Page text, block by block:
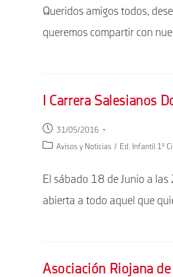
entrada:
Queridos amigos todos,
queremos compartir con
I Carrera Salesianos
Publicación
de
31/05/2016
Categoría
entrada:
Avisos y Noticias / Ed. Infantil 1º
El sábado 18 de Junio a
abierta a todo aquel que
Asociación Riojana